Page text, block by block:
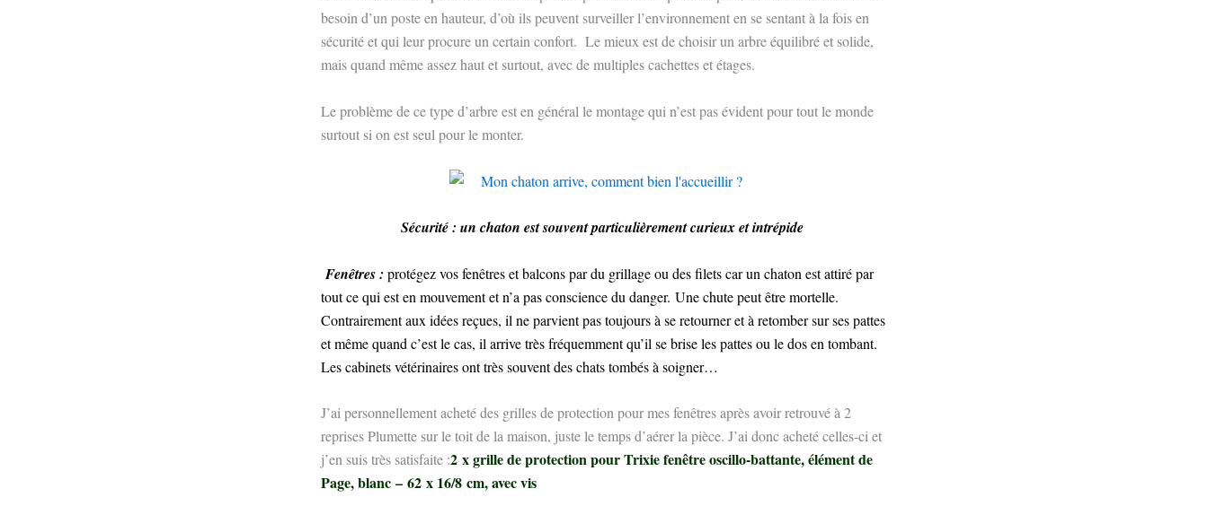
besoin d’un poste en hauteur, d’où ils peuvent surveiller l’environnement en se sentant à la fois en
sécurité et qui leur procure un certain confort. Le mieux est de choisir un arbreéquilibré et solide,
mais quand même assez haut et surtout, avec de multiples cachettes et étages.
Le problème de ce type d’arbre est en général le montage qui n’est pas évident pour tout le monde
surtout si on est seul pour le monter.
Sécurité : un chaton est souvent particulièrement curieux et intrépide
Fenêtres : protégez vos fenêtres et balcons par du grillage ou des filets car un chaton est attiré par
tout ce qui est en mouvement et n’a pas conscience du danger. Une chute peut être mortelle.
Contrairement aux idées reçues, il ne parvient pas toujours à se retourner et à retomber sur ses pattes
et même quand c’est le cas, il arrive très fréquemment qu’il se brise les pattes ou le dos en tombant.
Les cabinets vétérinaires ont très souvent des chats tombés à soigner…
J’ai personnellement acheté des grilles de protection pour mes fenêtres après avoir retrouvé à 2
reprises Plumette sur le toit de la maison, juste le temps d’aérer la pièce. J’ai donc acheté celles-ci et
j’en suis très satisfaite :2 x grille de protection pour Trixie fenêtre oscillo-battante, élément de
Page, blanc – 62 x 16/8 cm, avec vis